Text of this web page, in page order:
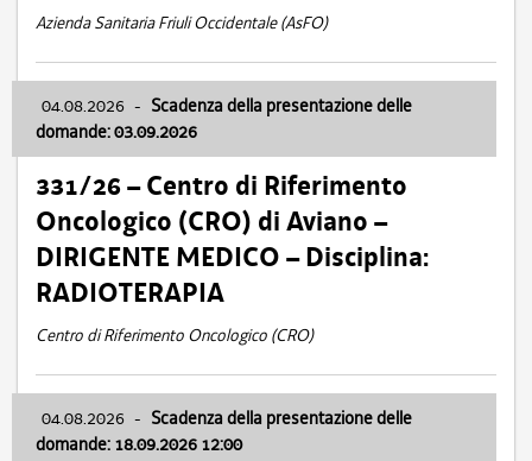
Azienda Sanitaria Friuli Occidentale (AsFO)
04.08.2026 - Scadenza della presentazione delle
domande: 03.09.2026
331/26 – Centro di Riferimento
Oncologico (CRO) di Aviano –
DIRIGENTE MEDICO – Disciplina:
RADIOTERAPIA
Centro di Riferimento Oncologico (CRO)
04.08.2026 - Scadenza della presentazione delle
domande: 18.09.2026 12:00